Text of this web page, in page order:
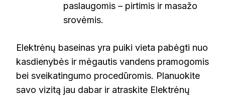
paslaugomis – pirtimis ir masažo
srovėmis.
Elektrėnų baseinas yra puiki vieta pabėgti nuo
kasdienybės ir mėgautis vandens pramogomis
bei sveikatingumo procedūromis. Planuokite
savo vizitą jau dabar ir atraskite Elektrėnų